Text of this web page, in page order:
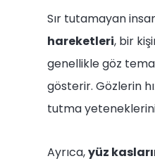
Sır tutamayan
hareketleri, bir
genellikle göz
gösterir. Gözlerin
tutma
Ayrıca,yüz